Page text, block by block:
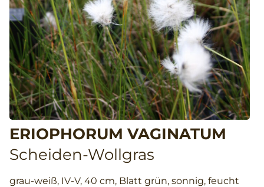
ERIOPHORUM VAGINATUM
Scheiden-Wollgras
grau-weiß, IV-V, 40 cm, Blatt grün, sonnig, feucht